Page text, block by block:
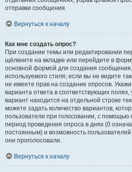
отправки сообщения.
Вернуться к началу
Как мне создать опрос?
При создании темы или редактировании
щёлкните на вкладке или перейдите в
основной формой для создания
используемого стиля; если вы не видите
не имеете прав на создание опросов.
варианта ответа в соответствующих
вариант находится на отдельной строке
можете задать количество вариантов,
пользователи при голосовании, с помощью
период проведения опроса в днях (0
постоянным) и возможность
они проголосовали.
Вернуться к началу